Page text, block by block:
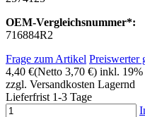
OEM-Vergleichsnummer*:
716884R2
Frage zum Artikel Preiswerter
4,40 €(Netto 3,70 €) inkl.
zzgl. Versandkosten Lagernd
Lieferfrist 1-3 Tage